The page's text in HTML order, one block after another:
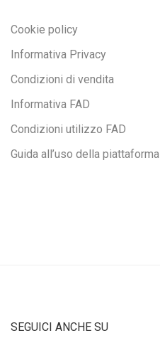
Cookie policy
Informativa Privacy
Condizioni di vendita
Informativa FAD
Condizioni utilizzo FAD
Guida all’uso della piattaforma
SEGUICI ANCHE SU